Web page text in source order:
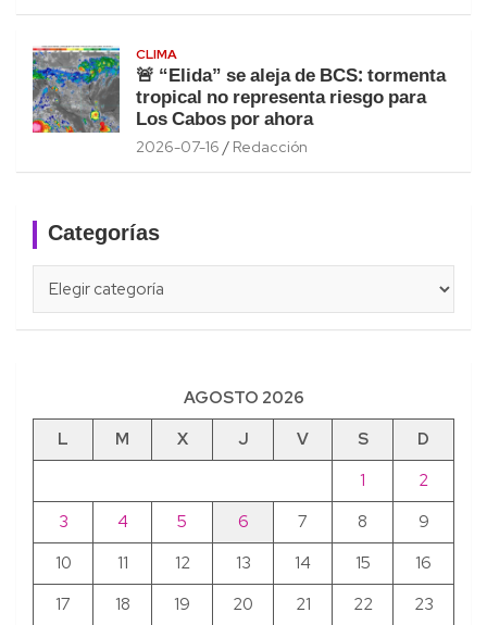
CLIMA
🚨 “Elida” se aleja de BCS: tormenta
tropical no representa riesgo para
Los Cabos por ahora
2026-07-16 Redacción
Categorías
AGOSTO 2026
L
M X J V S
D
1
2
3
4 5 6 7 8
9
10
11 12 13 14 15
16
17
18 19 20 21 22 23